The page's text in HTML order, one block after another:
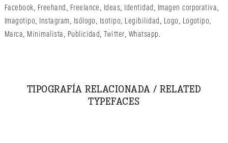
Facebook, Freehand , Freelance , Ideas, Identidad , Imagen corporativa,
Imagotipo, Instagram, Isólogo , Isotipo, Legibilidad , Logo , Logotipo,
Marca, Minimalista , Publicidad , Twitter, Whatsapp .
TIPOGRAFÍA RELACIONADA / RELATED
TYPEFACES